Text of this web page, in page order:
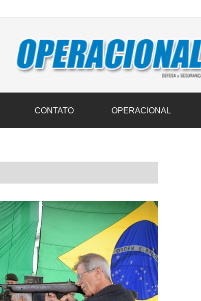
transportam 3,6 mil toneladas de donativos ao Rio Grande
CONTATO OPERACIONAL